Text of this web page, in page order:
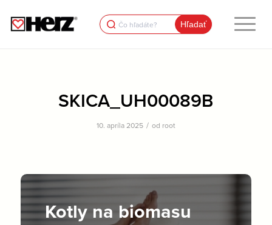
Search
for:
SKICA_UH00089B
10. apríla 2025 / od root
Kotly na biomasu